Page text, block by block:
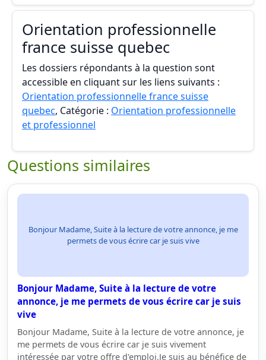
Orientation professionnelle
france suisse quebec
Les dossiers répondants à la question sont
accessible en cliquant sur les liens suivants :
Orientation professionnelle france suisse
quebec, Catégorie : Orientation professionnelle
et professionnel
Questions similaires
Bonjour Madame, Suite à la lecture de votre annonce, je me
permets de vous écrire car je suis vive
Bonjour Madame, Suite à la lecture de votre
annonce, je me permets de vous écrire car je suis
vive
Bonjour Madame, Suite à la lecture de votre annonce, je
me permets de vous écrire car je suis vivement
intéressée par votre offre d'emploi.Je suis au bénéfice de